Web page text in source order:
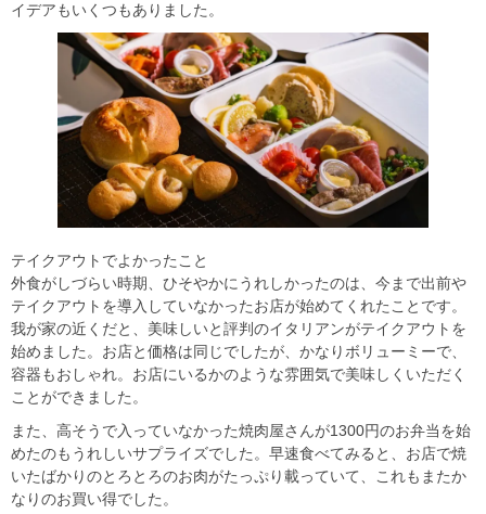
イデアもいくつもありました。
テイクアウトでよかったこと
外食がしづらい時期、ひそやかにうれしかったのは、今まで出前や
テイクアウトを導入していなかったお店が始めてくれたことです。
我が家の近くだと、美味しいと評判のイタリアンがテイクアウトを
始めました。お店と価格は同じでしたが、かなりボリューミーで、
容器もおしゃれ。お店にいるかのような雰囲気で美味しくいただく
ことができました。
また、高そうで入っていなかった焼肉屋さんが1300円のお弁当を始
めたのもうれしいサプライズでした。早速食べてみると、お店で焼
いたばかりのとろとろのお肉がたっぷり載っていて、これもまたか
なりのお買い得でした。